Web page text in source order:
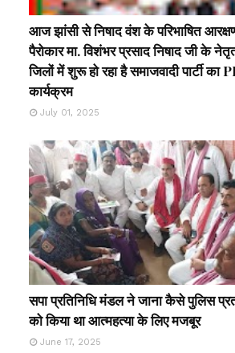
आज झांसी से निषाद वंश के परिभाषित
पैरोकार मा. विशंभर प्रसाद निषाद जी के
जिलों में शुरू हो रहा है समाजवादी पार्टी का
कार्यक्रम
July 01, 2025
सपा प्रतिनिधि मंडल ने जाना कैसे पुलिस
को किया था आत्महत्या के लिए मजबूर
June 17, 2025